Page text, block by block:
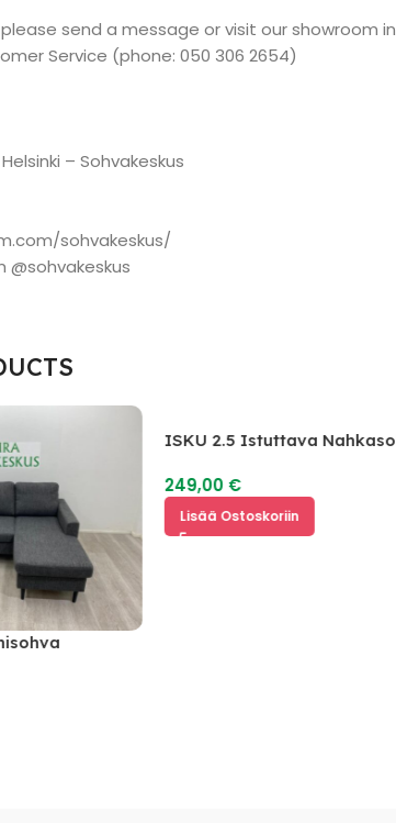
send a message or visit our showroom
Service (phone: 050 306 2654)
– Sohvakeskus
sohvakeskus/
@sohvakeskus
ISKU 2.5 Istuttava
249,00€
Lisää Ostoskoriin